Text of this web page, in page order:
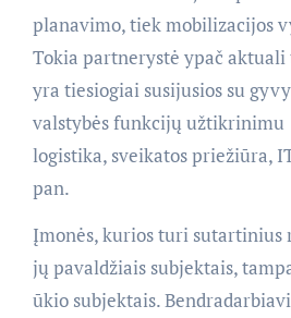
planavimo, tiek mobilizacijos
Tokia partnerystė ypač aktuali
yra tiesiogiai susijusios su
valstybės funkcijų užtikrinimu
logistika, sveikatos priežiūra,
pan.
Įmonės, kurios turi sutartinius
jų pavaldžiais subjektais,
ūkio subjektais.